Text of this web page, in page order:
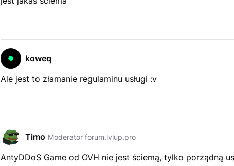
koweq
Ale jest to złamanie regulaminu usługi :v
Timo Moderator forum.lvlup.pro
AntyDDoS Game od OVH nie jest ściemą, tylko porządną